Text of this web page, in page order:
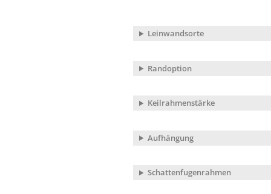
Leinwandsorte
Randoption
Keilrahmenstärke
Aufhängung
Schattenfugenrahmen